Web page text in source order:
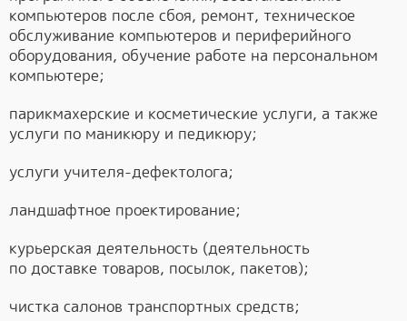
компьютеров после сбоя, ремонт, техническое
обслуживание компьютеров и периферийного
оборудования, обучение работе на персональном
компьютере;
парикмахерские и косметические услуги, а также
услуги по маникюру и педикюру;
услуги учителя-дефектолога;
ландшафтное проектирование;
курьерская деятельность (деятельность
по доставке товаров, посылок, пакетов);
чистка салонов транспортных средств;